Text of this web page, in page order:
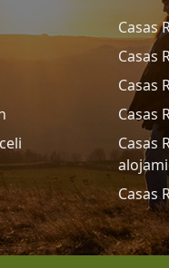
Casas
Casas
Casas
Casas
Casas
Casas